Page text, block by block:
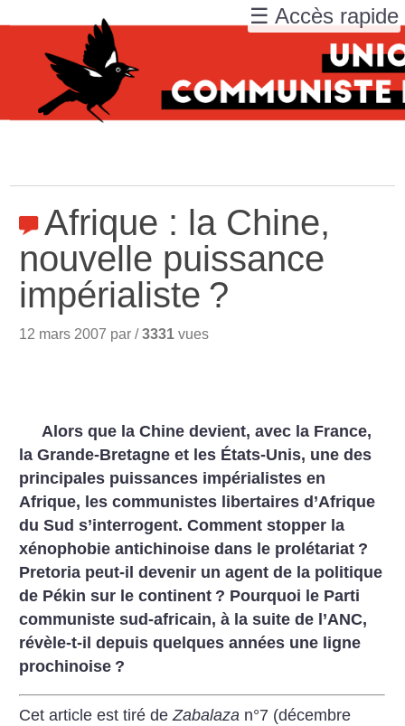
Afrique : la Chine,
nouvelle puissance
impérialiste ?
12 mars 2007 par /3331 vues
Alors que la Chine devient, avec la France,
la Grande-Bretagne et les États-Unis, une des
principales puissances impérialistes en
Afrique, les communistes libertaires d’Afrique
du Sud s’interrogent. Comment stopper la
xénophobie antichinoise dans le prolétariat ?
Pretoria peut-il devenir un agent de la politique
de Pékin sur le continent ? Pourquoi le Parti
communiste sud-africain, à la suite de l’ANC,
révèle-t-il depuis quelques années une ligne
prochinoise ?
Cet article est tiré deZabalaza n°7 (décembre
☰ Accès rapide